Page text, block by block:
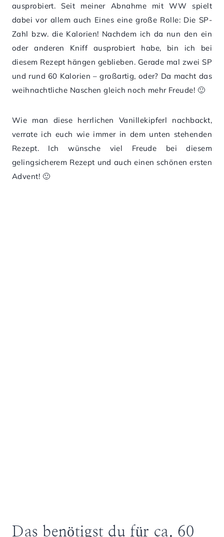
ausprobiert. Seit meiner Abnahme mit WW spielt
dabei vor allem auch Eines eine große Rolle: Die SP-
Zahl bzw. die Kalorien! Nachdem ich da nun den ein
oder anderen Kniff ausprobiert habe, bin ich bei
diesem Rezept hängen geblieben. Gerade mal zwei SP
und rund 60 Kalorien – großartig, oder? Da macht das
weihnachtliche Naschen gleich noch mehr Freude! 🙂
Wie man diese herrlichen Vanillekipferl nachbackt,
verrate ich euch wie immer in dem unten stehenden
Rezept. Ich wünsche viel Freude bei diesem
gelingsicherem Rezept und auch einen schönen ersten
Advent! 🙂
Das benötigst du für ca. 60